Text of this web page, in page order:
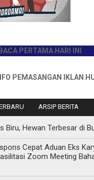
PERTAMA HARI INI
PEMASANGAN IKLAN HUB
ARSIP BERITA
Biru, Hewan Terbesar di
Cepat Aduan Eks
Zoom Meeting